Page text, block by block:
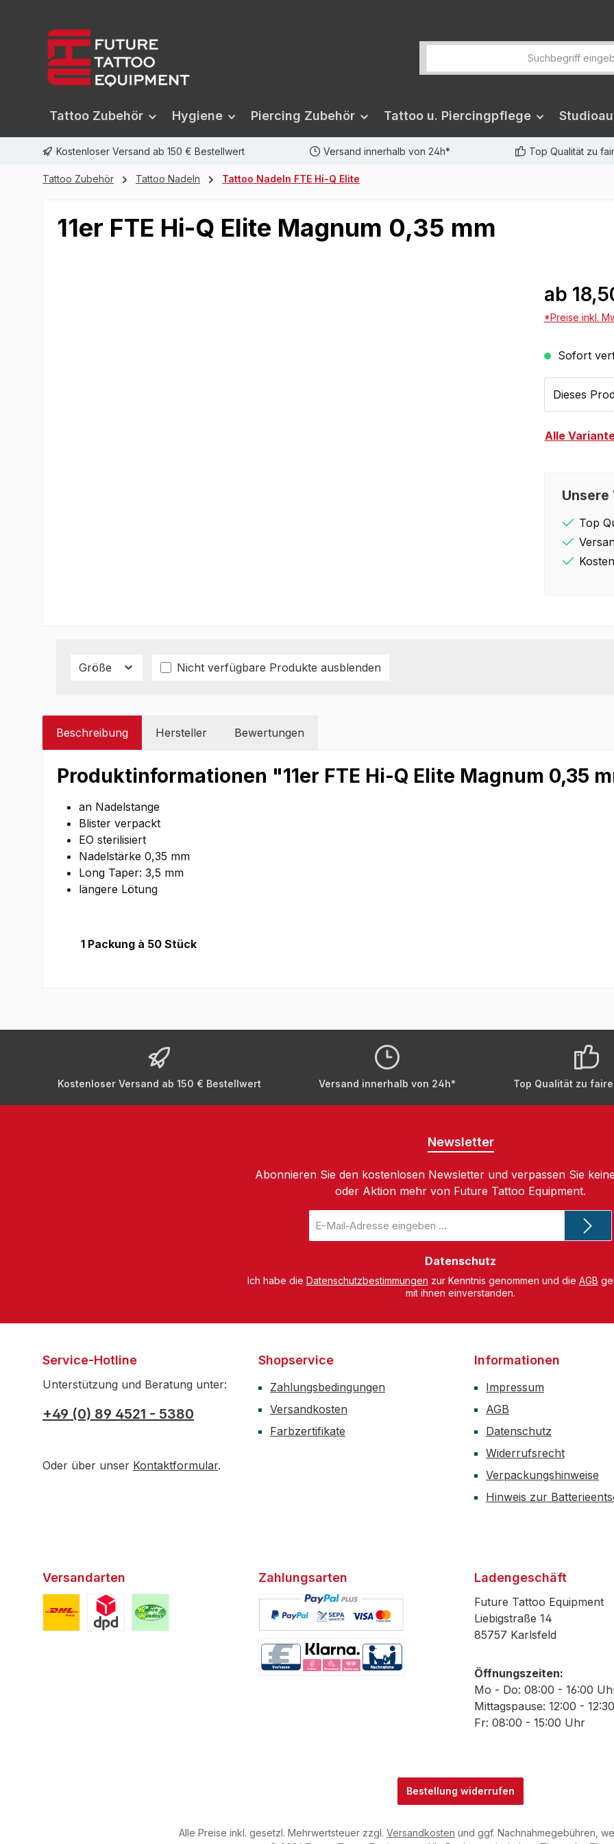
Tattoo Zubehör Hygiene Piercing Zubehör Tattoo u. Piercingpflege
Kostenloser Versand ab 150 € Bestellwert Versand innerhalb von 24h* Top Qualität zu
Tattoo Zubehör Tattoo Nadeln Tattoo Nadeln FTE Hi-Q Elite
11er FTE Hi-Q Elite Magnum 0,35 mm
ab
*Preise inkl.
Sofort
Dieses
Alle
Top
Größe Nicht verfügbare Produkte ausblenden
Beschreibung Hersteller Bewertungen
Produktinformationen "11er FTE Hi-Q Elite Magnum 0,35
an Nadelstange
Blister verpackt
EO sterilisiert
Nadelstärke 0,35 mm
Long Taper: 3,5 mm
längere Lötung
1 Packung à 50 Stück
Kostenloser Versand ab 150 € Bestellwert Versand innerhalb von 24h* Top Qualität zu
Newsletter
Abonnieren Sie den kostenlosen Newsletter und verpassen Sie
oder Aktion mehr von Future Tattoo Equipment.
Mail-
Adresse
Datenschutz
Ich habe die Datenschutzbestimmungen zur Kenntnis genommen und die AGB
mit ihnen einverstanden.
Service-Hotline
Unterstützung und Beratung unter:
+49 (0) 89 4521 - 5380
Oder über unser Kontaktformular.
Shopservice
Zahlungsbedingungen
Versandkosten
Farbzertifikate
Informationen
Impressum
AGB
Datenschutz
Widerrufsrecht
Verpackungshinweise
Hinweis zur
Versandarten Zahlungsarten Ladengeschäft
Future Tattoo Equipment
Liebigstraße 14
85757 Karlsfeld
Öffnungszeiten:
Mo - Do: 08:00 - 16:00
Mittagspause: 12:00 -
Fr: 08:00 - 15:00 Uhr
Bestellung widerrufen
Alle Preise inkl. gesetzl. Mehrwertsteuer zzgl. Versandkosten und ggf. Nachnahmegebühren,